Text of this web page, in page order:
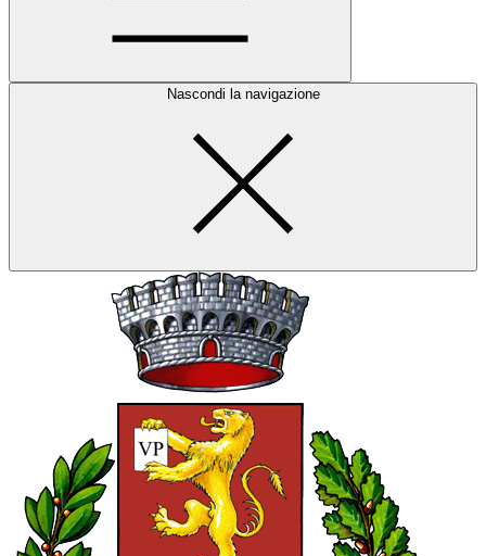
Nascondi la navigazione